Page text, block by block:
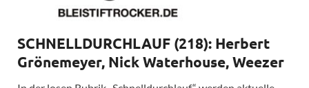
SCHNELLDURCHLAUF (218): Herbert
Grönemeyer, Nick Waterhouse, Weezer